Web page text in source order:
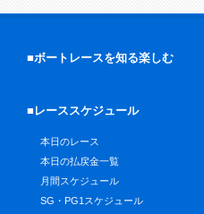
■ボートレースを知る楽しむ
■レーススケジュール
本日のレース
本日の払戻金一覧
月間スケジュール
SG・PG1スケジュール